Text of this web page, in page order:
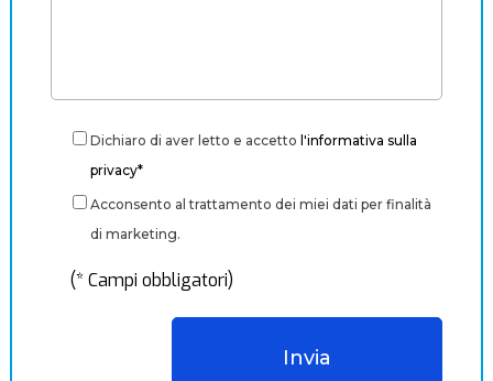
Dichiaro di aver letto e accetto l'informativa sulla
privacy*
Acconsento al trattamento dei miei dati per finalità
di marketing.
(* Campi obbligatori)